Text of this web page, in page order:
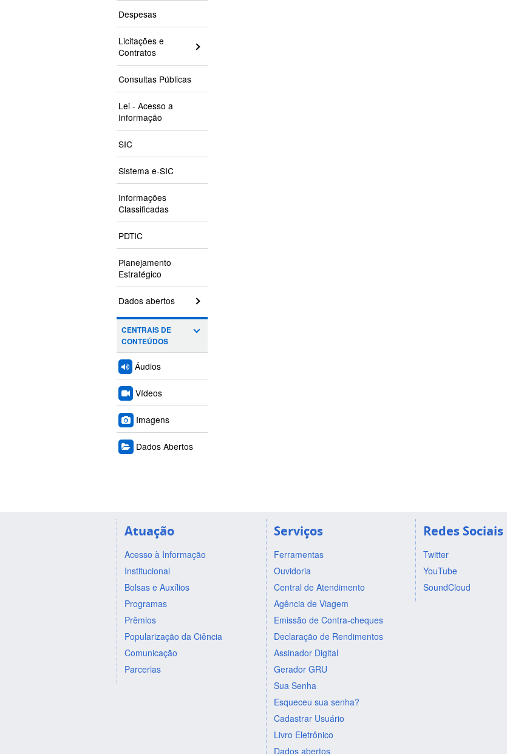
Despesas
Licitações e
Contratos
Consultas Públicas
Lei - Acesso a
Informação
SIC
Sistema e-SIC
Informações
Classificadas
PDTIC
Planejamento
Estratégico
Dados abertos
CENTRAIS DE
CONTEÚDOS
Áudios
Vídeos
Imagens
Dados Abertos
Atuação
Acesso à Informação
Institucional
Bolsas e Auxílios
Programas
Prêmios
Popularização da Ciência
Comunicação
Parcerias
Serviços
Ferramentas
Ouvidoria
Central de Atendimento
Agência de Viagem
Emissão de Contra-cheques
Declaração de Rendimentos
Assinador Digital
Gerador GRU
Sua Senha
Esqueceu sua senha?
Cadastrar Usuário
Livro Eletrônico
Dados abertos
Redes Sociais
Twitter
YouTube
SoundCloud